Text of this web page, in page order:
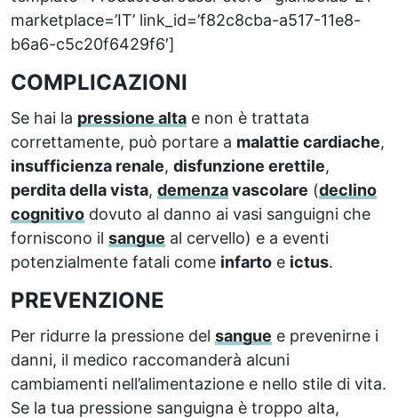
marketplace=’IT’ link_id=’f82c8cba-a517-11e8-
b6a6-c5c20f6429f6′]
COMPLICAZIONI
Se hai la pressione alta e non è trattata
correttamente, può portare a malattie cardiache,
insufficienza renale, disfunzione erettile,
perdita della vista, demenzavascolare (declino
cognitivo dovuto al danno ai vasi sanguigni che
forniscono il sangue al cervello) e a eventi
potenzialmente fatali come infarto e ictus.
PREVENZIONE
Per ridurre la pressione del sangue e prevenirne i
danni, il medico raccomanderà alcuni
cambiamenti nell’alimentazione e nello stile di vita.
Se la tua pressione sanguigna è troppo alta,